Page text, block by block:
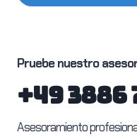
999 €.
Pruebe nuestro
+49 3886
Asesoramiento